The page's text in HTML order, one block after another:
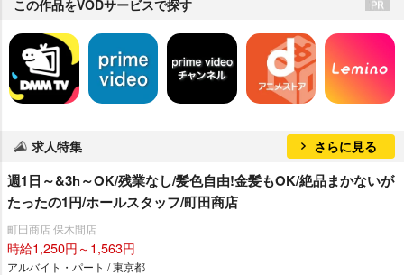
この作品をVODサービスで探す
求人特集 さらに見る
週1日～&3h～OK/残業なし/髪色自由!金髪もOK/絶品まかないが
たったの1円/ホールスタッフ/町田商店
町田商店 保木間店
時給1,250円～1,563円
アルバイト・パート / 東京都